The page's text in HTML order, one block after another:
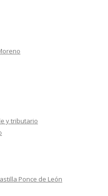
y tributario
Ponce de León